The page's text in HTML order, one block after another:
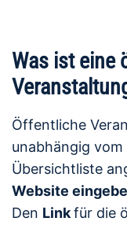
Was ist eine
Öffentliche
unabhängig vom
Übersichtliste
Website
Den Linkfür die